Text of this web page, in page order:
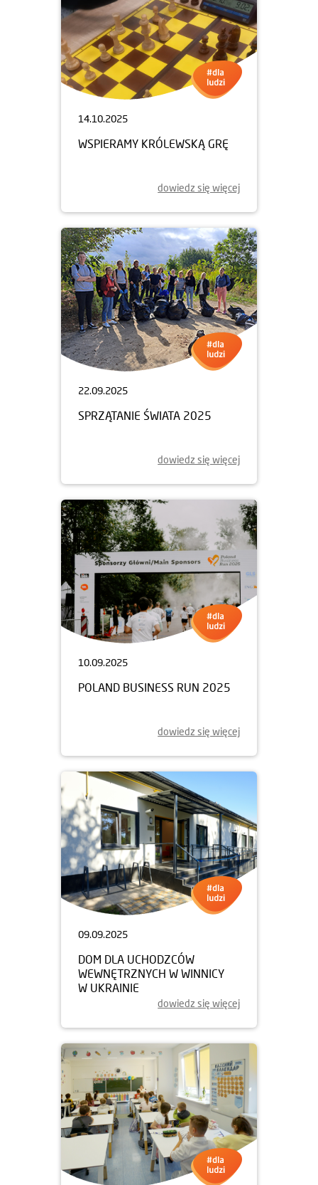
14.10.2025
WSPIERAMY KRÓLEWSKĄ GRĘ
dowiedz się więcej
22.09.2025
SPRZĄTANIE ŚWIATA 2025
dowiedz się więcej
10.09.2025
POLAND BUSINESS RUN 2025
dowiedz się więcej
09.09.2025
DOM DLA UCHODZCÓW
WEWNĘTRZNYCH W WINNICY
W UKRAINIE
dowiedz się więcej